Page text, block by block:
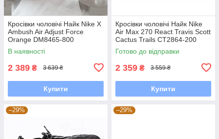
Кросівки чоловічі Найк Nike X
Ambush Air Adjust Force
Orange DM8465-800
В наявності
2 389 ₴ 3 639 ₴
Купити
Кросівки чоловічі Найк Nike
Air Max 270 React Travis Scott
Cactus Trails CT2864-200
Готово до відправки
2 359 ₴ 3 559 ₴
Купити
–29% –29%